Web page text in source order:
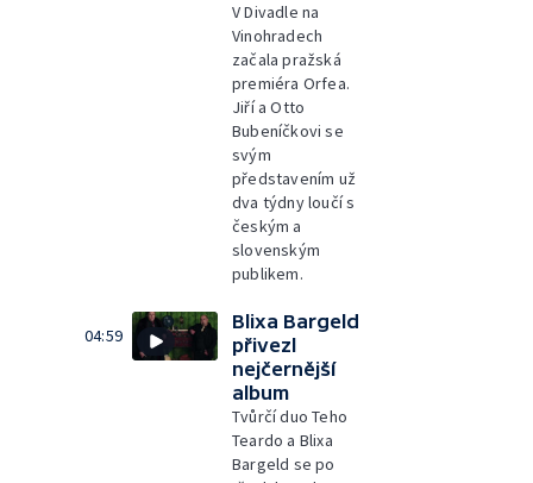
V Divadle na
Vinohradech
začala pražská
premiéra Orfea.
Jiří a Otto
Bubeníčkovi se
svým
představením už
dva týdny loučí s
českým a
slovenským
publikem.
04:59
Blixa Bargeld
přivezl
nejčernější
album
Tvůrčí duo Teho
Teardo a Blixa
Bargeld se po